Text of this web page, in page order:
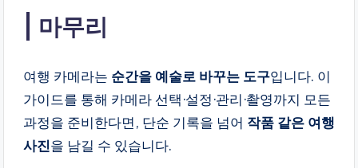
마무리
여행 카메라는 순간을 예술로 바꾸는 도구입니다. 이
가이드를 통해 카메라 선택·설정·관리·촬영까지 모든
과정을 준비한다면, 단순 기록을 넘어 작품 같은 여행
사진을 남길 수 있습니다.